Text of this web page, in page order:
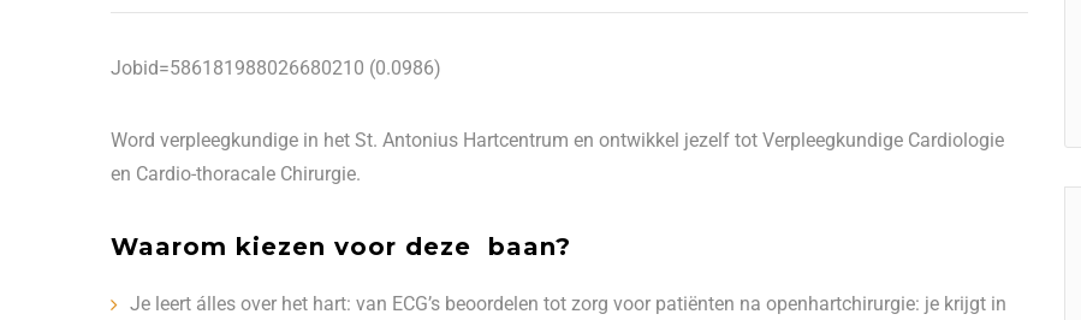
Jobid=586181988026680210 (0.0986)
Word verpleegkundige in het St. Antonius Hartcentrum en ontwikkel jezelf tot Verpleegkundige Cardiologie
en Cardio-thoracale Chirurgie.
Waarom kiezen voor deze baan?
Je leert álles over het hart: van ECG’s beoordelen tot zorg voor patiënten na openhartchirurgie: je krijgt in